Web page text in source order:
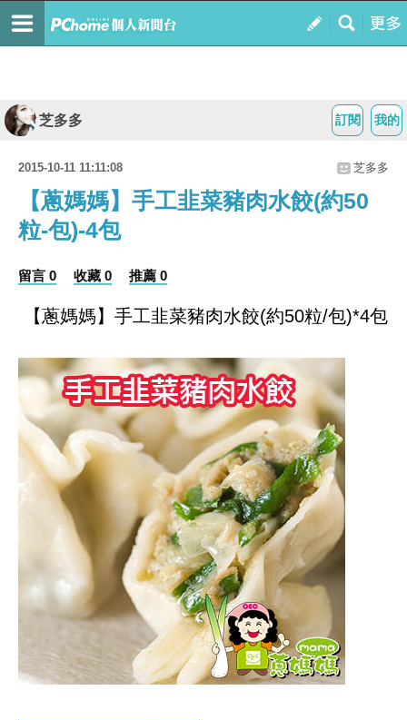
我的
訂閱
芝多多
2015-10-11 11:11:08 芝多多
【蔥媽媽】手工韭菜豬肉水餃(約50
粒-包)-4包
留言 0 收藏 0 推薦 0